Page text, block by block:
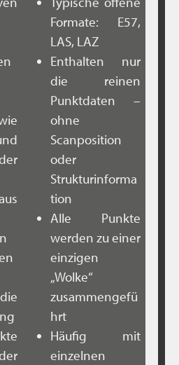
Formate: E57,
LAS, LAZ
Enthalten nur
die reinen
Punktdaten –
ohne
Scanposition
oder
Strukturinforma
tion
Alle Punkte
werden zu einer
einzigen
„Wolke“
zusammengefü
hrt
Häufig mit
einzelnen